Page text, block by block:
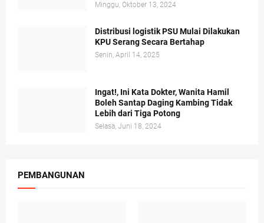
Minggu, Oktober 13, 2024
Distribusi logistik PSU Mulai Dilakukan
KPU Serang Secara Bertahap
Senin, April 14, 2025
Ingat!, Ini Kata Dokter, Wanita Hamil
Boleh Santap Daging Kambing Tidak
Lebih dari Tiga Potong
Selasa, Juni 18, 2024
PEMBANGUNAN